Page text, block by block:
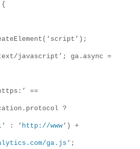
javascript’; ga.async =
==
?
‘ : ‘ http://www‘) +
ga.js ‘;